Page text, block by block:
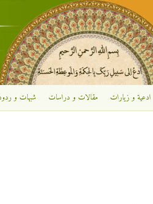
تجاوز إلى المحتوى الرئيسي
ادعية و زيارات مقالات و دراسات شبهات و